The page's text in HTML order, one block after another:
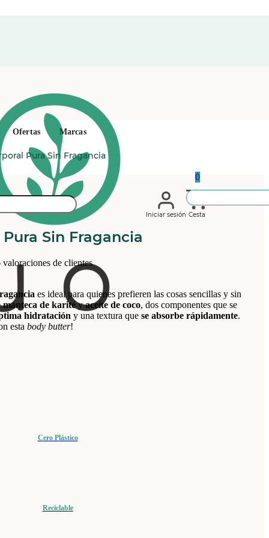
Iniciar sesión
0
Cesta
Ofertas Marcas
Pura Sin Fragancia
Sin Fragancia
valoraciones de clientes
es ideal para quienes prefieren las cosas sencillas y sin
manteca de karitéyaceite de coco, dos componentes que se
hidratación y una textura que se absorbe rápidamente.
esta body butter!
Cero Plástico
Reciclable